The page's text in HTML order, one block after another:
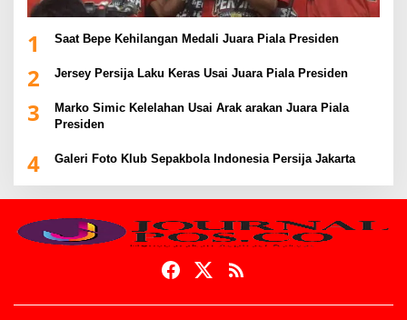
1 Saat Bepe Kehilangan Medali Juara Piala Presiden
2 Jersey Persija Laku Keras Usai Juara Piala Presiden
3
Marko Simic Kelelahan Usai Arak arakan Juara Piala
Presiden
4 Galeri Foto Klub Sepakbola Indonesia Persija Jakarta